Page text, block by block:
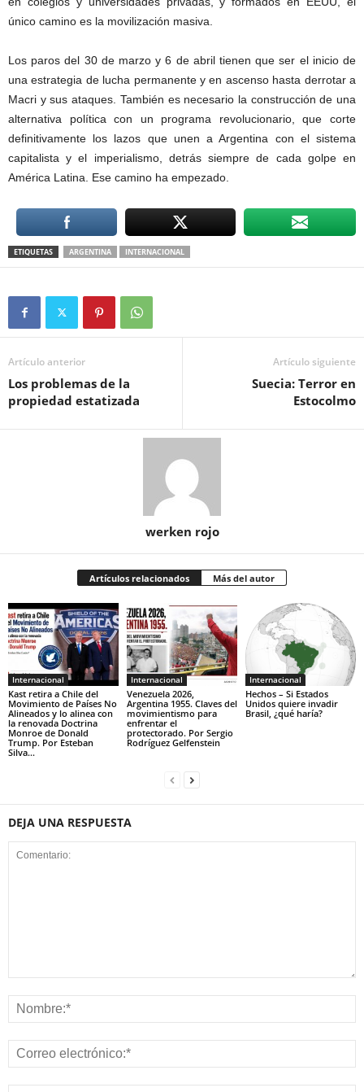
único camino es la movilización masiva.
Los paros del 30 de marzo y 6 de abril tienen que ser el inicio de
una estrategia de lucha permanente y en ascenso hasta derrotar a
Macri y sus ataques. También es necesario la construcción de una
alternativa política con un programa revolucionario, que corte
definitivamente los lazos que unen a Argentina con el sistema
capitalista y el imperialismo, detrás siempre de cada golpe en
América Latina. Ese camino ha empezado.
ETIQUETAS ARGENTINA INTERNACIONAL
Artículo anterior
Los problemas de la
propiedad estatizada
Artículo siguiente
Suecia: Terror en
Estocolmo
werken rojo
Artículos relacionados Más del autor
Internacional
Kast retira a Chile del
Movimiento de Países No
Alineados y lo alinea con
la renovada Doctrina
Monroe de Donald
Trump. Por Esteban
Silva...
Internacional
Venezuela 2026,
Argentina 1955. Claves del
movimientismo para
enfrentar el
protectorado. Por Sergio
Rodríguez Gelfenstein
Internacional
Hechos – Si Estados
Unidos quiere invadir
Brasil, ¿qué haría?
DEJA UNA RESPUESTA